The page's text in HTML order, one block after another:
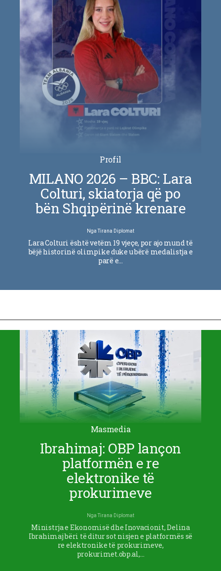
Profil
MILANO 2026 – BBC: Lara
Colturi, skiatorja që po
bën Shqipërinë krenare
NgaTirana Diplomat
Lara Colturi është vetëm 19 vjeçe, por ajo mund të
bëjë historinë olimpike duke u bërë medalistja e
parë e…
Masmedia
Ibrahimaj: OBP lançon
platformën e re
elektronike të
prokurimeve
NgaTirana Diplomat
Ministrja e Ekonomisë dhe Inovacionit, Delina
Ibrahimaj bëri të ditur sot nisjen e platformës së
re elektronike të prokurimeve,
prokurimet.obp.al,…